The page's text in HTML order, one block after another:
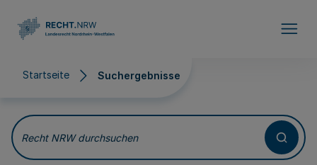
Startseite Suchergebnisse
Suchergebnisse
Recht NRW durchsuchen